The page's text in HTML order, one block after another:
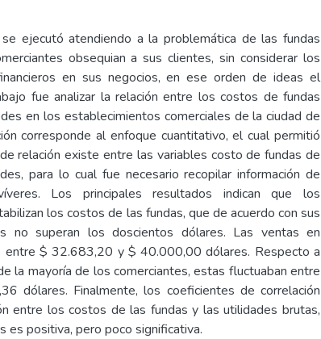
ejecutó atendiendo a la problemática de las fundas
obsequian a sus clientes, sin considerar los
en sus negocios, en ese orden de ideas el
fue analizar la relación entre los costos de fundas
en los establecimientos comerciales de la ciudad de
corresponde al enfoque cuantitativo, el cual permitió
relación existe entre las variables costo de fundas de
para lo cual fue necesario recopilar información de
Los principales resultados indican que los
los costos de las fundas, que de acuerdo con sus
no superan los doscientos dólares. Las ventas en
entre $ 32.683,20 y $ 40.000,00 dólares. Respecto a
la mayoría de los comerciantes, estas fluctuaban entre
dólares. Finalmente, los coeficientes de correlación
entre los costos de las fundas y las utilidades brutas,
es positiva, pero poco significativa.